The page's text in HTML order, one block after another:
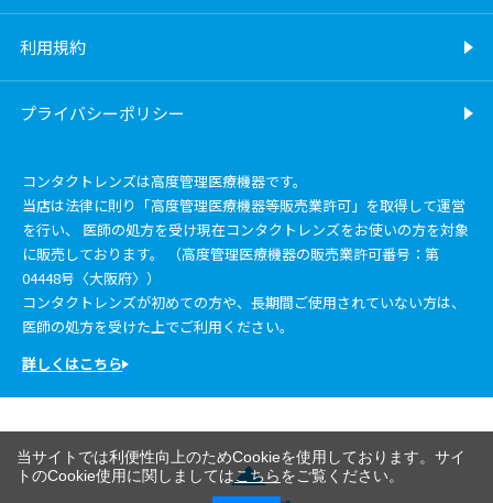
利用規約
プライバシーポリシー
コンタクトレンズは高度管理医療機器です。
当店は法律に則り「高度管理医療機器等販売業許可」を取得して運営
を行い、 医師の処方を受け現在コンタクトレンズをお使いの方を対象
に販売しております。 （高度管理医療機器の販売業許可番号：第
04448号〈大阪府〉）
コンタクトレンズが初めての方や、長期間ご使用されていない方は、
医師の処方を受けた上でご利用ください。
詳しくはこちら
当サイトでは利便性向上のためCookieを使用しております。サイ
トのCookie使用に関しましてはこちらをご覧ください。